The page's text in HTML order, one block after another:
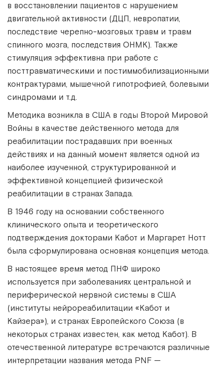
в восстановлении пациентов с нарушением
двигательной активности (ДЦП, невропатии,
последствие черепно-мозговых травм и травм
спинного мозга, последствия ОНМК). Также
стимуляция эффективна при работе с
посттравматическими и постиммобилизационными
контрактурами, мышечной гипотрофией, болевыми
синдромами и т.д.
Методика возникла в США в годы Второй Мировой
Войны в качестве действенного метода для
реабилитации пострадавших при военных
действиях и на данный момент является одной из
наиболее изученной, структурированной и
эффективной концепцией физической
реабилитации в странах Запада.
В 1946 году на основании собственного
клинического опыта и теоретического
подтверждения докторами Кабот и Маргарет Нотт
была сформулирована основная концепция метода.
В настоящее время метод ПНФ широко
используется при заболеваниях центральной и
периферической нервной системы в США
(институты нейрореабилитации «Кабот и
Кайзера»), и странах Европейского Союза (в
некоторых странах известен, как метод Кабот). В
отечественной литературе встречаются различные
интерпретации названия метода PNF —